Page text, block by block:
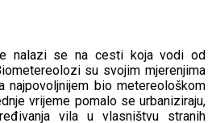
nalazi se na cesti koja vodi od
su svojim mjerenjima
najpovoljnijem bio metereološkom
vrijeme pomalo se urbaniziraju,
vila u vlasništvu stranih